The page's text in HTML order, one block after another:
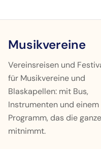
Musikvereine
Vereinsreisen und
für Musikvereine und
Blaskapellen: mit Bus,
Instrumenten und einem
Programm, das die
mitnimmt.